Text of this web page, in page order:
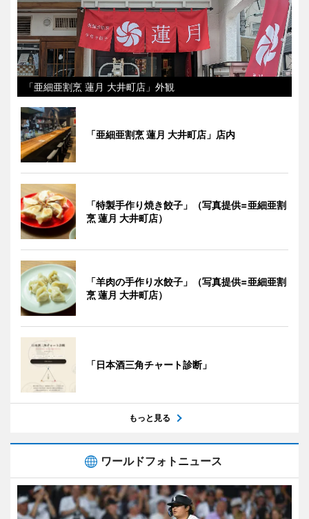
「亜細亜割烹 蓮月 大井町店」外観
「亜細亜割烹 蓮月 大井町店」店内
「特製手作り焼き餃子」（写真提供=亜細亜割
烹 蓮月 大井町店）
「羊肉の手作り水餃子」（写真提供=亜細亜割
烹 蓮月 大井町店）
「日本酒三角チャート診断」
もっと見る
ワールドフォトニュース